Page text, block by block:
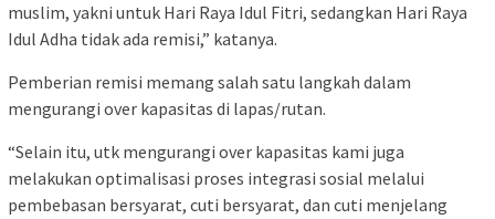
muslim, yakni untuk Hari Raya Idul Fitri, sedangkan Hari Raya
Idul Adha tidak ada remisi,” katanya.
Pemberian remisi memang salah satu langkah dalam
mengurangi over kapasitas di lapas/rutan.
“Selain itu, utk mengurangi over kapasitas kami juga
melakukan optimalisasi proses integrasi sosial melalui
pembebasan bersyarat, cuti bersyarat, dan cuti menjelang